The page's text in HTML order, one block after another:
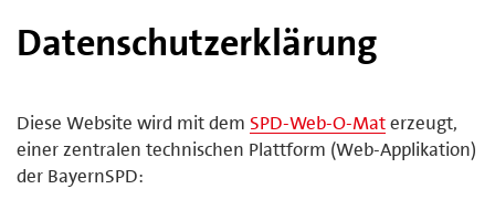
Datenschutzerklärung
Diese Website wird mit dem SPD-Web-O-Materzeugt,
einer zentralen technischen Plattform (Web-Applikation)
der BayernSPD: